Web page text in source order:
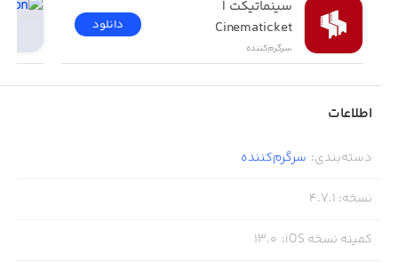
Cinematicket
سرگرم‌کننده
دانلود
اطلاعات
دسته‌بندی: سرگرم‌کننده
نسخه:
4.7.1
کمینه نسخه iOS :
13.0